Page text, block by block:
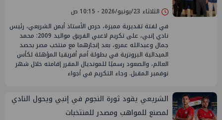
الثلاثاء 23/يونيو/2026 - 10:15 ص
في لفتة تقديرية مميزة، حرص الأستاذ أيمن الشريعي، رئيس
نادي إنبي، على تكريم لاعبي الفريق مواليد 2009: محمد
جمال وعبدالله عمرو، بعد إنجازهما مع منتخب مصر بحصد
الميدالية البرونزية في بطولة أمم أفريقيا المؤهلة لكأس
العالم، والصعود رسميًا للمونديال المقرر إقامته خلال شهر
نوفمبر المقبل. وجاء التكريم في أجواء
الشريعي يقود ثورة النجوم في إنبي ويحول النادي
لمصنع للمواهب ومصدر للمنتخبات